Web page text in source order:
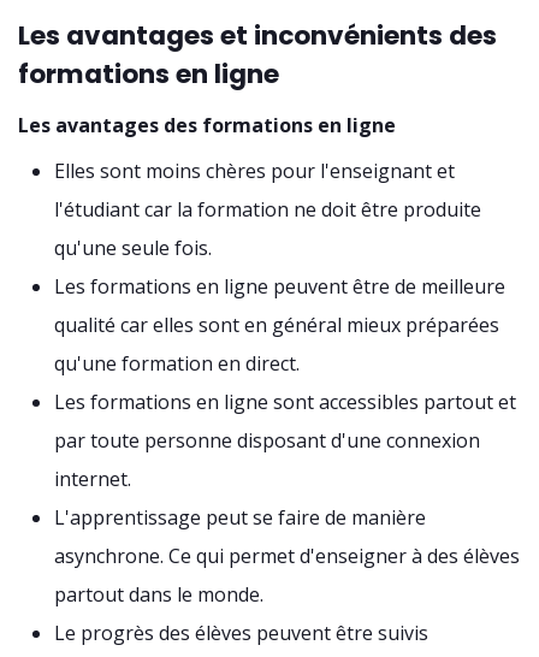
Les avantages et inconvénients des
formations en ligne
Les avantages des formations en ligne
Elles sont moins chères pour l'enseignant et
l'étudiant car la formation ne doit être produite
qu'une seule fois.
Les formations en ligne peuvent être de meilleure
qualité car elles sont en général mieux préparées
qu'une formation en direct.
Les formations en ligne sont accessibles partout et
par toute personne disposant d'une connexion
internet.
L'apprentissage peut se faire de manière
asynchrone. Ce qui permet d'enseigner à des élèves
partout dans le monde.
Le progrès des élèves peuvent être suivis